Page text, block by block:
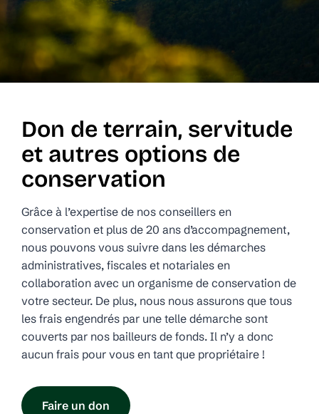
Don de terrain, servitude
et autres options de
conservation
Grâce à l’expertise de nos conseillers en
conservation et plus de 20 ans d’accompagnement,
nous pouvons vous suivre dans les démarches
administratives, fiscales et notariales en
collaboration avec un organisme de conservation de
votre secteur. De plus, nous nous assurons que tous
les frais engendrés par une telle démarche sont
couverts par nos bailleurs de fonds. Il n’y a donc
aucun frais pour vous en tant que propriétaire !
Faire un don